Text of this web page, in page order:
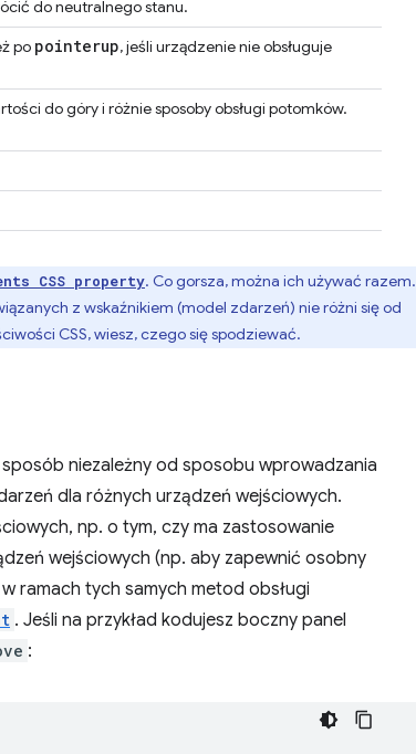
do neutralnego stanu.
po pointerup, jeśli urządzenie nie obsługuje
do góry i różnie sposoby obsługi potomków.
CSS property. Co gorsza, można ich używać razem.
z wskaźnikiem (model zdarzeń) nie różni się od
CSS, wiesz, czego się spodziewać.
niezależny od sposobu wprowadzania
dla różnych urządzeń wejściowych.
np. o tym, czy ma zastosowanie
wejściowych (np. aby zapewnić osobny
ramach tych samych metod obsługi
. Jeśli na przykład kodujesz boczny panel
: